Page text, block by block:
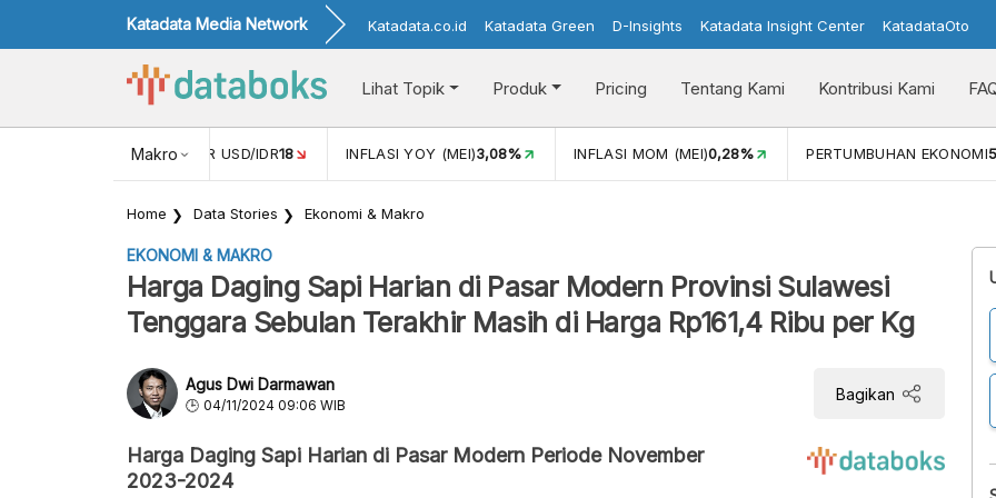
Katadata Media Network Katadata.co.id Katadata Green D-Insights Katadata Insight Center KatadataOto
Lihat Topik Produk Pricing Tentang Kami Kontribusi Kami
Makro
NILAI TUKAR USD/IDR18 INFLASI YOY (MEI)3,08% INFLASI MOM (MEI)0,28% PERTUMBUHAN EKONOMI
Home Data Stories Ekonomi & Makro
EKONOMI & MAKRO
Harga Daging Sapi Harian di Pasar Modern Provinsi Sulawesi
Tenggara Sebulan Terakhir Masih di Harga Rp161,4 Ribu per Kg
Agus Dwi Darmawan
04/11/2024 09:06 WIB
Bagikan
Harga Daging Sapi Harian di Pasar Modern Periode November
2023-2024